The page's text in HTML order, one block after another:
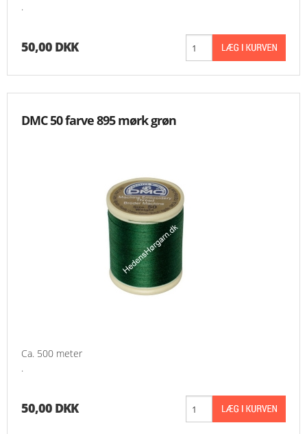
.
50,00 DKK
DMC 50 farve 895 mørk grøn
Ca. 500 meter
.
50,00 DKK